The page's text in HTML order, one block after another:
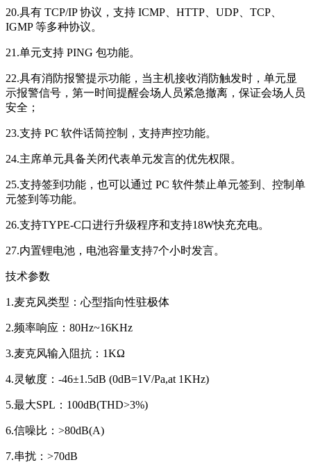
20.具有 TCP/IP 协议，支持 ICMP、HTTP、UDP、TCP、
IGMP 等多种协议。
21.单元支持 PING 包功能。
22.具有消防报警提示功能，当主机接收消防触发时，单元显
示报警信号，第一时间提醒会场人员紧急撤离，保证会场人员
安全；
23.支持 PC 软件话筒控制，支持声控功能。
24.主席单元具备关闭代表单元发言的优先权限。
25.支持签到功能，也可以通过 PC 软件禁止单元签到、控制单
元签到等功能。
26.支持TYPE-C口进行升级程序和支持18W快充充电。
27.内置锂电池，电池容量支持7个小时发言。
技术参数
1.麦克风类型：心型指向性驻极体
2.频率响应：80Hz~16KHz
3.麦克风输入阻抗：1KΩ
4.灵敏度：-46±1.5dB (0dB=1V/Pa,at 1KHz)
5.最大SPL：100dB(THD>3%)
6.信噪比：>80dB(A)
7.串扰：>70dB